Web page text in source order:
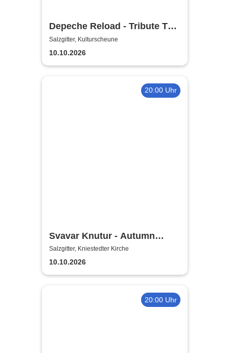
Depeche Reload - Tribute To
Depeche Mode
Salzgitter, Kulturscheune
10.10.2026
20:00 Uhr
Svavar Knutur - Autumn
String Trio Tour
Salzgitter, Kniestedter Kirche
10.10.2026
20:00 Uhr